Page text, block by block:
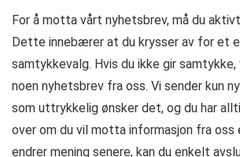
For å motta vårt nyhetsbrev, må du
Dette innebærer at du krysser av for et
samtykkevalg. Hvis du ikke gir
noen nyhetsbrev fra oss. Vi sender kun
som uttrykkelig ønsker det, og du har
over om du vil motta informasjon fra oss
endrer mening senere, kan du enkelt